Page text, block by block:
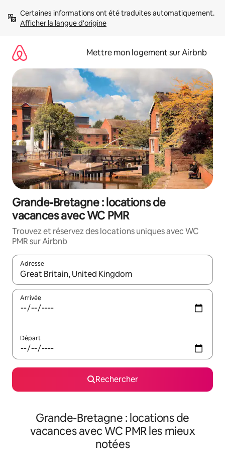
directement
Afficher la langue d'origine
Mettre mon logement sur Airbnb
Grande-Bretagne : locations de
vacances avec WC PMR
Trouvez et réservez des locations uniques avec WC
PMR sur Airbnb
Adresse
Lorsque les résultats s'affichent, utilisez les flèches vers le
Arrivée
Départ
Rechercher
Grande-Bretagne : locations de
vacances avec WC PMR les mieux
notées